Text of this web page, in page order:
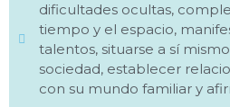
dificultades ocultas,
tiempo y el espacio,
talentos, situarse a sí
sociedad, establecer
con su mundo familiar y